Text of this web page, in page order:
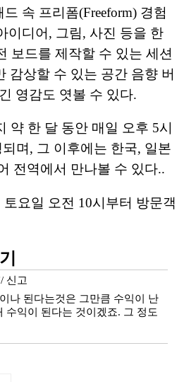
속 프리폼(Freeform) 경험
이디어, 그림, 사진 등을 한
보드를 제작할 수 있는 세션
감상할 수 있는 공간 음향 버
영감도 엿볼 수 있다.
약 한 달 동안 매일 오후 5시
며, 그 이후에는 한국, 일본
전역에서 만나볼 수 있다..
요일 오전 10시부터 방문객
신고
나 된다는것은 그만큼 수익이 난
수익이 된다는 것이겠죠. 그 정도